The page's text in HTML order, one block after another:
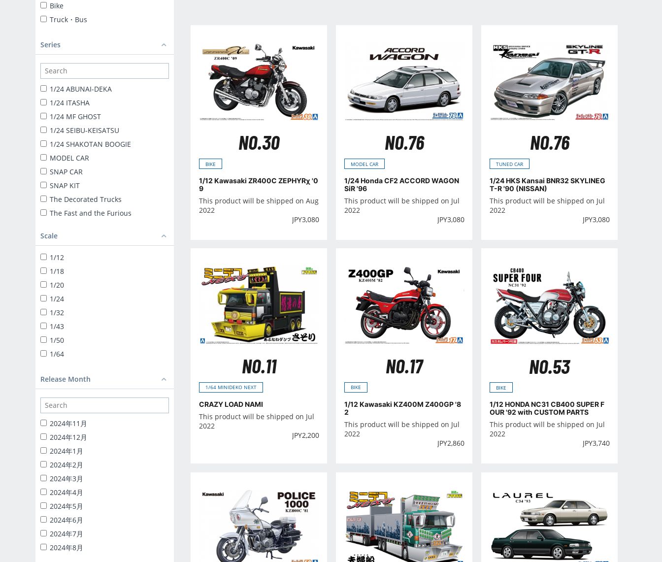
Bike
Truck・Bus
Series
1/24 ABUNAI-DEKA
1/24 ITASHA
1/24 MF GHOST
1/24 SEIBU-KEISATSU
1/24 SHAKOTAN BOOGIE
MODEL CAR
SNAP CAR
SNAP KIT
The Decorated Trucks
The Fast and the Furious
TUNED CAR
SNAP KIT
SUPER CAR
1/24 LIBERTY WALK
TUNED PARTS
BIKE
1/12 DIECAST MOTORCYCLE
1/32 TRUCK-YAROU
1/32 VALUE DEKOTORA
DEKOTORA PARTS
1/64 MINIDEKO NEXT
1/24 CATERING MACHINES
1/32 RC TRUCK-YAROU
1/24 INITIAL-D
BACK TO THE FUTURE
KNIGHT RIDER
1/24 DETAIL UP PARTS
BLIND BOX TOY
Capsule toy
MINICAR 1/18
MINICAR 1/43
Scale
1/12
1/18
1/20
1/24
1/32
1/43
1/50
1/64
Release Month
2024年11月
2024年12月
2024年1月
2024年2月
2024年3月
2024年4月
2024年5月
2024年6月
2024年7月
2024年8月
NO.30
BIKE
1/12 Kawasaki ZR400C ZEPHYRχ '0
9
This product will be shipped on Aug
2022
JPY3,080
NO.76
MODEL CAR
1/24 Honda CF2 ACCORD WAGON
SiR '96
This product will be shipped on Jul
2022
JPY3,080
NO.76
TUNED CAR
1/24 HKS Kansai BNR32 SKYLINEG
T-R '90 (NISSAN)
This product will be shipped on Jul
2022
JPY3,080
NO.11
1/64 MINIDEKO NEXT
CRAZY LOAD NAMI
This product will be shipped on Jul
2022
JPY2,200
NO.17
BIKE
1/12 Kawasaki KZ400M Z400GP '8
2
This product will be shipped on Jul
2022
JPY2,860
NO.53
BIKE
1/12 HONDA NC31 CB400 SUPER F
OUR '92 with CUSTOM PARTS
This product will be shipped on Jul
2022
JPY3,740